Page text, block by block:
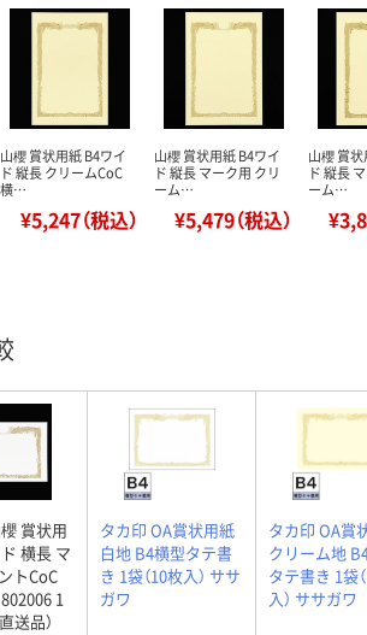
山櫻 賞状用紙 B4ワイ
ド 縦長 クリームCoC
横…
¥5,247（税込）
山櫻 賞状用紙 B4ワイ
ド 縦長 マーク用 クリ
ーム…
¥5,479（税込）
山櫻 賞
ド 縦長
ーム…
賞状用
横長 マ
トCoC
1
送品）
タカ印 OA賞状用紙
白地 B4横型タテ書
き 1袋（10枚入） ササ
ガワ
タカ印 OA賞
クリーム地
タテ書き 1袋
入） ササガワ